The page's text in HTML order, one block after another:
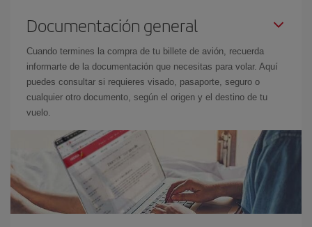
Documentación general
Cuando termines la compra de tu billete de avión, recuerda
informarte de la documentación que necesitas para volar. Aquí
puedes consultar si requieres visado, pasaporte, seguro o
cualquier otro documento, según el origen y el destino de tu
vuelo.